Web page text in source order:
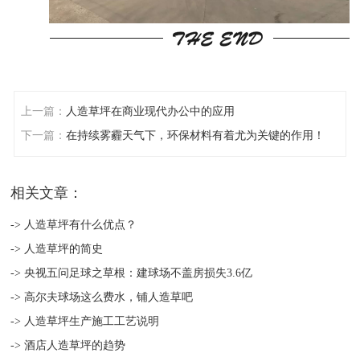
上一篇： 人造草坪在商业现代办公中的应用
下一篇：在持续雾霾天气下，环保材料有着尤为关键的作用！
相关文章：
-> 人造草坪有什么优点？
-> 人造草坪的简史
-> 央视五问足球之草根：建球场不盖房损失3.6亿
-> 高尔夫球场这么费水，铺人造草吧
-> 人造草坪生产施工工艺说明
-> 酒店人造草坪的趋势